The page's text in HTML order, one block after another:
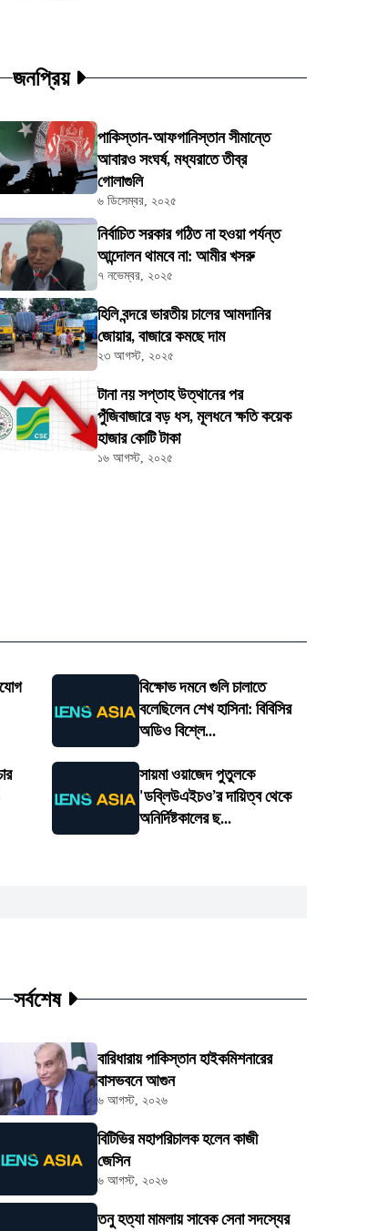
জনপ্রিয়
পাকিস্তান-আফগানিস্তান সীমান্তে
আবারও সংঘর্ষ, মধ্যরাতে তীব্র
গোলাগুলি
৬ ডিসেম্বর, ২০২৫
নির্বাচিত সরকার গঠিত না হওয়া পর্যন্ত
আন্দোলন থামবে না: আমীর খসরু
৭ নভেম্বর, ২০২৫
হিলি বন্দরে ভারতীয় চালের আমদানির
জোয়ার, বাজারে কমছে দাম
২৩ আগস্ট, ২০২৫
টানা নয় সপ্তাহ উত্থানের পর
পুঁজিবাজারে বড় ধস, মূলধনে ক্ষতি কয়েক
হাজার কোটি টাকা
১৬ আগস্ট, ২০২৫
বিক্ষোভ দমনে গুলি চালাতে
বলেছিলেন শেখ হাসিনা: বিবিসির
অডিও বিশ্লে...
সায়মা ওয়াজেদ পুতুলকে
'ডব্লিউএইচও’র দায়িত্ব থেকে
অনির্দিষ্টকালের ছ...
সর্বশেষ
বারিধারায় পাকিস্তান হাইকমিশনারের
বাসভবনে আগুন
৬ আগস্ট, ২০২৬
বিটিভির মহাপরিচালক হলেন কাজী
জেসিন
৬ আগস্ট, ২০২৬
তনু হত্যা মামলায় সাবেক সেনা সদস্যের